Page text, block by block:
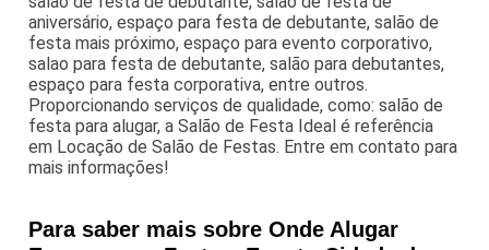
aniversário, espaço para festa de debutante, salão de
festa mais próximo, espaço para evento corporativo,
salao para festa de debutante, salão para debutantes,
espaço para festa corporativa, entre outros.
Proporcionando serviços de qualidade, como: salão de
festa para alugar, a Salão de Festa Ideal é referência
em Locação de Salão de Festas. Entre em contato para
mais informações!
Para saber mais sobre Onde Alugar